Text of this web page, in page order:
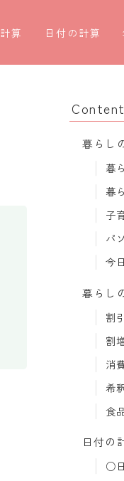
算 日付の計算
○日後の日付・
四十九日法要計算
暮らし
暮
暮
子
パ
今
暮らし
割
割
消
希
食
日付の
○